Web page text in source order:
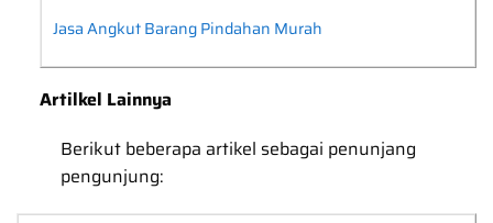
Jasa Angkut Barang Pindahan Murah
Artilkel Lainnya
Berikut beberapa artikel sebagai penunjang
pengunjung: